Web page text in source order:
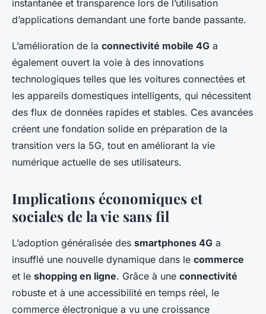
instantanée et transparence lors de l’utilisation
d’applications demandant une forte bande passante.
L’amélioration de la connectivité mobile 4G a
également ouvert la voie à des innovations
technologiques telles que les voitures connectées et
les appareils domestiques intelligents, qui nécessitent
des flux de données rapides et stables. Ces avancées
créent une fondation solide en préparation de la
transition vers la 5G, tout en améliorant la vie
numérique actuelle de ses utilisateurs.
Implications économiques et
sociales de la vie sans fil
L’adoption généralisée des smartphones 4G a
insufflé une nouvelle dynamique dans le commerce
et le shopping en ligne. Grâce à une connectivité
robuste et à une accessibilité en temps réel, le
commerce électronique a vu une croissance